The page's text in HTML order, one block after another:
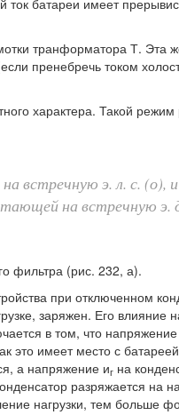
батареи имеет
транформатора Т. Эта
пренебречь током
характера. Такой
встречную э. л. с. (о),
на встречную э.
фильтра (рис. 232, а).
при отключенном
заряжен. Его влияние
в том, что
это имеет место с
а напряжение иг на
разряжается на
нагрузки, тем больше